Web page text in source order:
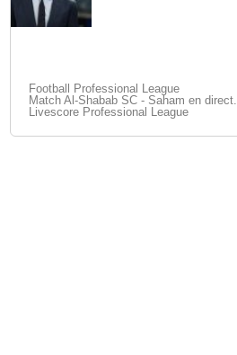
Football Professional League
Match Al-Shabab SC - Saham en direct.
Livescore Professional League